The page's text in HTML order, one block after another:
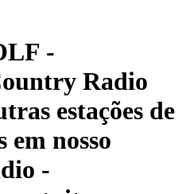
-
Radio
estações de
em nosso
-